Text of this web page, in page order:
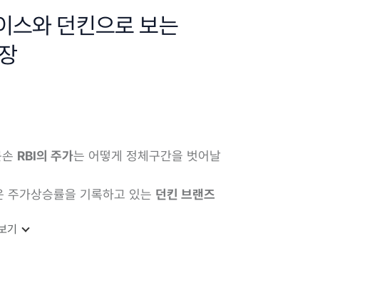
스와 던킨으로 보는
RBI의 주가는 어떻게 정체구간을 벗어날
주가상승률을 기록하고 있는 던킨 브랜즈
기